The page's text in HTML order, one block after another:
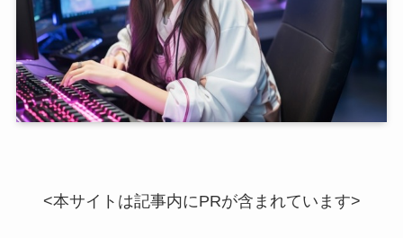
<本サイトは記事内にPRが含まれています>